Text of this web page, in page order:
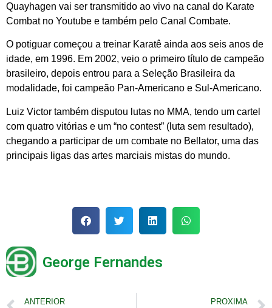
Quayhagen vai ser transmitido ao vivo na canal do Karate
Combat no Youtube e também pelo Canal Combate.
O potiguar começou a treinar Karatê ainda aos seis anos de
idade, em 1996. Em 2002, veio o primeiro título de campeão
brasileiro, depois entrou para a Seleção Brasileira da
modalidade, foi campeão Pan-Americano e Sul-Americano.
Luiz Victor também disputou lutas no MMA, tendo um cartel
com quatro vitórias e um “no contest” (luta sem resultado),
chegando a participar de um combate no Bellator, uma das
principais ligas das artes marciais mistas do mundo.
George Fernandes
ANTERIOR PROXIMA